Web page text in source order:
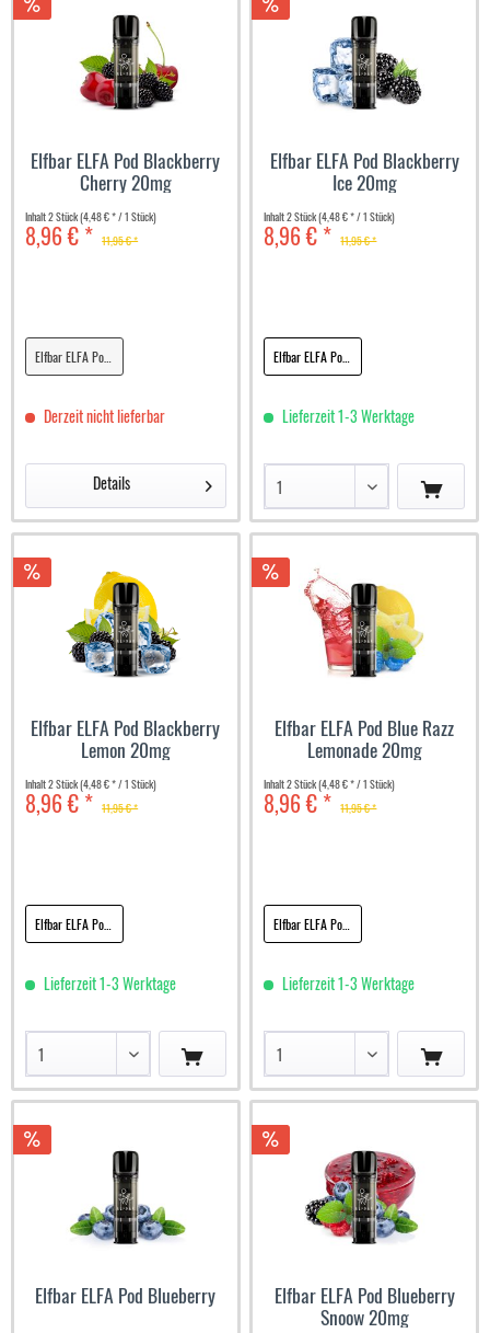
Elfbar ELFA Pod Blackberry
Cherry 20mg
Inhalt2 Stück(4,48 € * / 1 Stück)
8,96 € * 11,95 € *
Derzeit nicht lieferbar
Details
Elfbar ELFA Pod Blackberry
Ice 20mg
Inhalt2 Stück(4,48 € * / 1 Stück)
8,96 € * 11,95 € *
Lieferzeit 1-3 Werktage
Elfbar ELFA Pod Blackberry
Lemon 20mg
Inhalt2 Stück(4,48 € * / 1 Stück)
8,96 € * 11,95 € *
Lieferzeit 1-3 Werktage
Elfbar ELFA Pod Blue Razz
Lemonade 20mg
Inhalt2 Stück(4,48 € * / 1 Stück)
8,96 € * 11,95 € *
Lieferzeit 1-3 Werktage
Elfbar ELFA Pod Blueberry Elfbar ELFA Pod Blueberry
Snoow 20mg